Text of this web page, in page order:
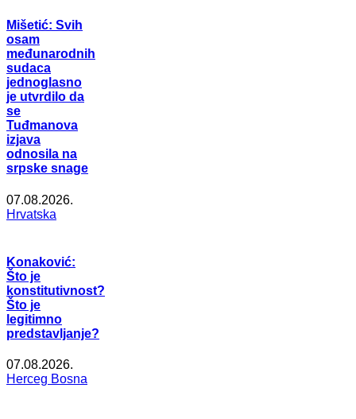
Mišetić: Svih
osam
međunarodnih
sudaca
jednoglasno
je utvrdilo da
se
Tuđmanova
izjava
odnosila na
srpske snage
07.08.2026.
Hrvatska
Konaković:
Što je
konstitutivnost?
Što je
legitimno
predstavljanje?
07.08.2026.
Herceg Bosna